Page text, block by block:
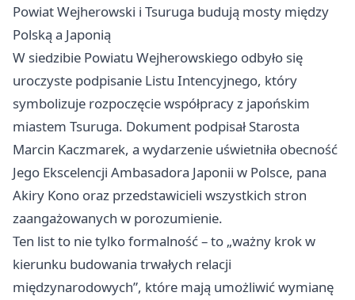
Powiat Wejherowski i Tsuruga budują mosty między
Polską a Japonią
W siedzibie Powiatu Wejherowskiego odbyło się
uroczyste podpisanie Listu Intencyjnego, który
symbolizuje rozpoczęcie współpracy z japońskim
miastem Tsuruga. Dokument podpisał Starosta
Marcin Kaczmarek, a wydarzenie uświetniła obecność
Jego Ekscelencji Ambasadora Japonii w Polsce, pana
Akiry Kono oraz przedstawicieli wszystkich stron
zaangażowanych w porozumienie.
Ten list to nie tylko formalność – to „ważny krok w
kierunku budowania trwałych relacji
międzynarodowych”, które mają umożliwić wymianę